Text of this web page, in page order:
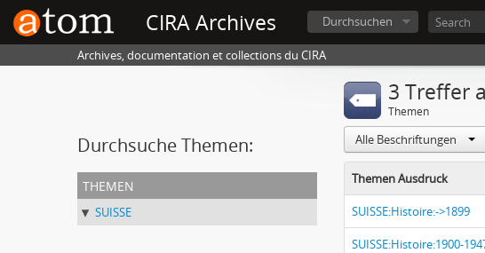
CIRA Archives Durchsuchen
Archives, documentation et collections du CIRA
Durchsuche Themen:
themen
SUISSE
3 Treffer
Themen
Alle Beschriftungen
Themen Ausdruck
SUISSE:Histoire:->1899
SUISSE:Histoire:1900-